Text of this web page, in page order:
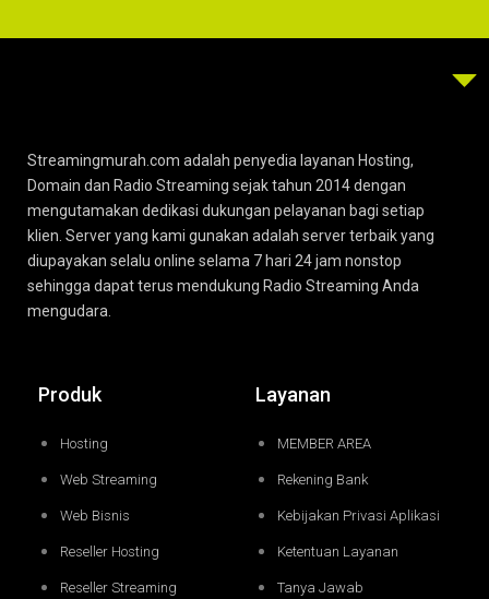
Streamingmurah.com adalah penyedia layanan Hosting,
Domain dan Radio Streaming sejak tahun 2014 dengan
mengutamakan dedikasi dukungan pelayanan bagi setiap
klien. Server yang kami gunakan adalah server terbaik yang
diupayakan selalu online selama 7 hari 24 jam nonstop
sehingga dapat terus mendukung Radio Streaming Anda
mengudara.
Produk
Hosting
Web Streaming
Web Bisnis
Reseller Hosting
Reseller Streaming
Layanan
MEMBER AREA
Rekening Bank
Kebijakan Privasi Aplikasi
Ketentuan Layanan
Tanya Jawab